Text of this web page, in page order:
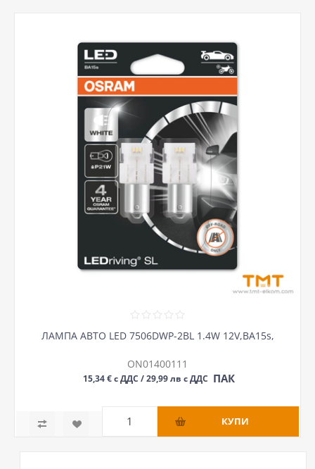
ЛАМПА АВТО LED 7506DWP-2BL 1.4W 12V,BA15s,
ON01400111
15,34 € с ДДС / 29,99 лв с ДДС ПАК